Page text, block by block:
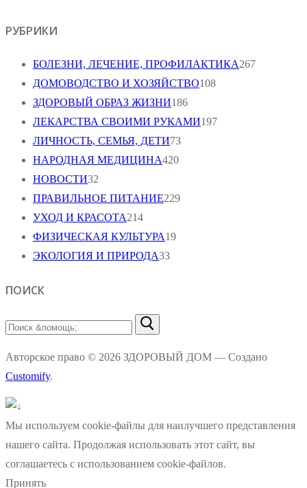
РУБРИКИ
БОЛЕЗНИ, ЛЕЧЕНИЕ, ПРОФИЛАКТИКА267
ДОМОВОДСТВО И ХОЗЯЙСТВО108
ЗДОРОВЫЙ ОБРАЗ ЖИЗНИ186
ЛЕКАРСТВА СВОИМИ РУКАМИ197
ЛИЧНОСТЬ, СЕМЬЯ, ДЕТИ73
НАРОДНАЯ МЕДИЦИНА420
НОВОСТИ32
ПРАВИЛЬНОЕ ПИТАНИЕ229
УХОД И КРАСОТА214
ФИЗИЧЕСКАЯ КУЛЬТУРА19
ЭКОЛОГИЯ И ПРИРОДА33
ПОИСК
Найти:
Авторское право © 2026 ЗДОРОВЫЙ ДОМ — Создано
Customify.
Мы используем cookie-файлы для наилучшего представления
нашего сайта. Продолжая использовать этот сайт, вы
соглашаетесь с использованием cookie-файлов.
Принять